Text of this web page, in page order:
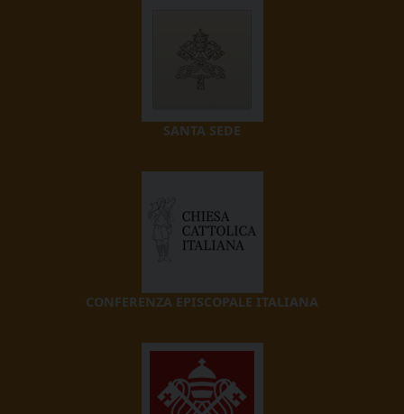
SANTA SEDE
CONFERENZA EPISCOPALE ITALIANA